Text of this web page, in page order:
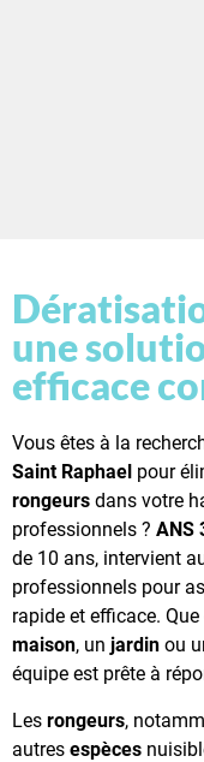
une
efficace
Vous êtes à la
Saint Raphael pour
rongeurs dans votre
professionnels ? ANS
de 10 ans, intervient
professionnels pour
rapide et efficace.
maison, un jardin ou
équipe est prête à
Les rongeurs,
autres espèces